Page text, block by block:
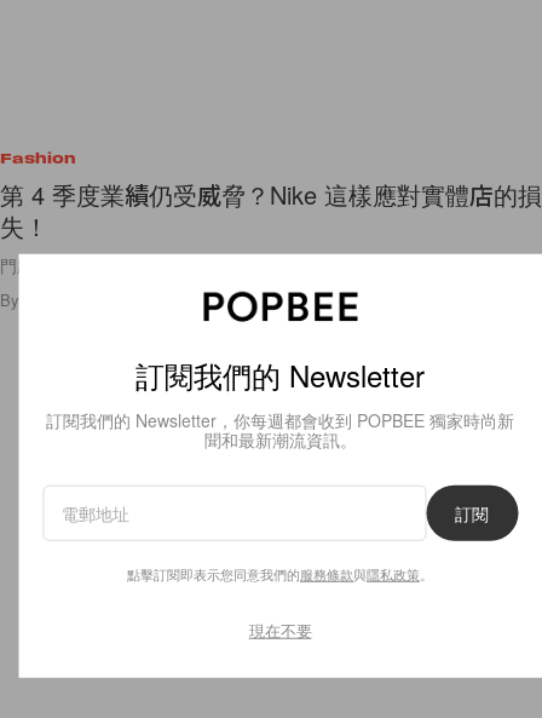
Fashion
第 4 季度業績仍受威脅？Nike 這樣應對實體店的損
失！
門店被迫關閉的日子，Nike 唯有另尋出路！
By 2020年5月18日
訂閱我們的 Newsletter
訂閱我們的 Newsletter，你每週都會收到 POPBEE 獨家時尚新
聞和最新潮流資訊。
訂閱
點擊訂閱即表示您同意我們的服務條款與隱私政策
現在不要